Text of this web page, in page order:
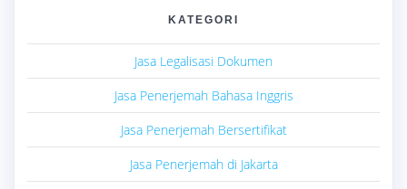
KATEGORI
Jasa Legalisasi Dokumen
Jasa Penerjemah Bahasa Inggris
Jasa Penerjemah Bersertifikat
Jasa Penerjemah di Jakarta